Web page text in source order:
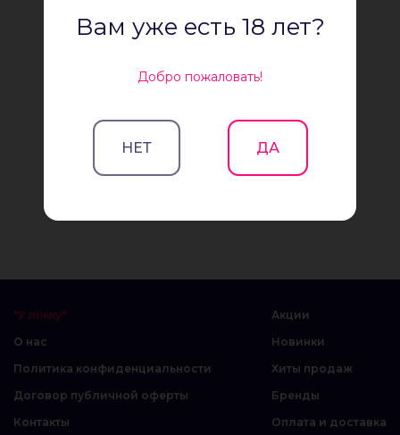
"У ліжку"
О нас
Политика конфиденциальности
Договор публичной оферты
Контакты
Акции
Новинки
Хиты продаж
Бренды
Оплата и доставка
Вам уже есть 18 лет?
Добро пожаловать!
НЕТ ДА